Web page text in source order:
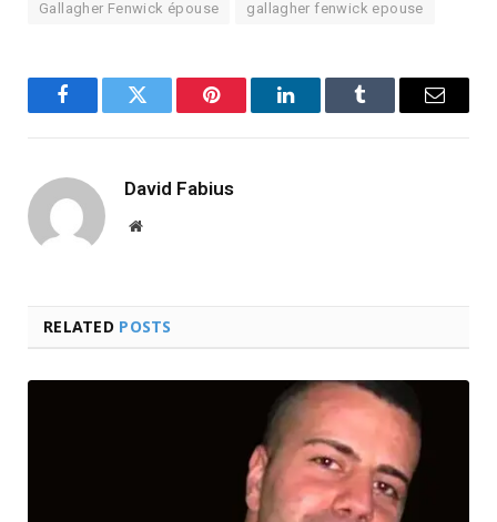
Gallagher Fenwick épouse gallagher fenwick epouse
FacebookTwitter Pinterest LinkedInTumblr Email
David Fabius
Website
RELATED POSTS